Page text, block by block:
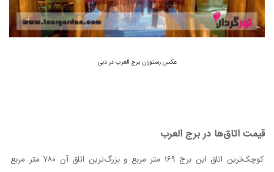
عکس رستوران برج العرب در دبی
قیمت اتا‌ق‌ها در برج العرب
کوچک‌ترین اتاق این برج ۱۶۹ متر مربع و بزرگ‌ترین اتاق آن ۷۸۰ متر مربع